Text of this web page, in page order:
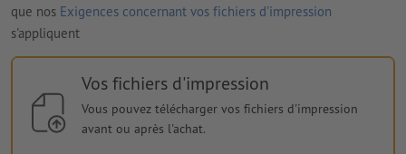
que nos Exigences concernant vos fichiers d'impression
s'appliquent
Vos fichiers d'impression
Vous pouvez télécharger vos fichiers d'impression
avant ou après l'achat.